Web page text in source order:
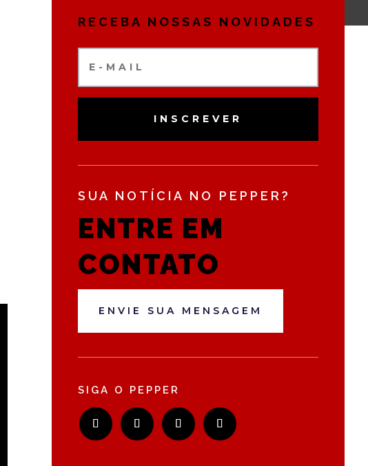
RECEBA NOSSAS NOVIDADES
INSCREVER
SUA NOTÍCIA NO PEPPER?
ENTRE EM
CONTATO
ENVIE SUA MENSAGEM
SIGA O PEPPER